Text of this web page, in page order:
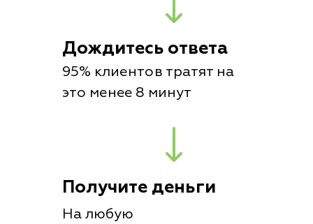
Дождитесь ответа
95% клиентов тратят на
это менее 8 минут
Получите деньги
На любую